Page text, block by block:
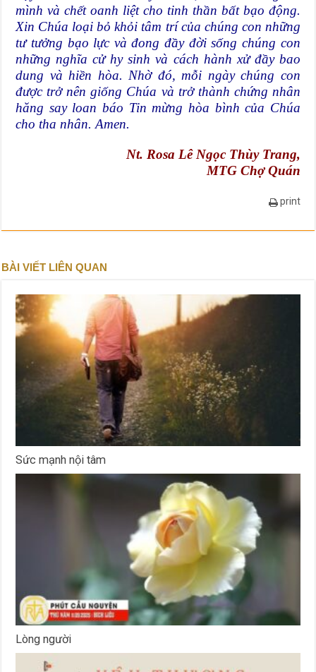
mình và chết oanh liệt cho tinh thần bất bạo động.
Xin Chúa loại bỏ khỏi tâm trí của chúng con những
tư tưởng bạo lực và đong đầy đời sống chúng con
những nghĩa cử hy sinh và cách hành xử đầy bao
dung và hiền hòa. Nhờ đó, mỗi ngày chúng con
được trở nên giống Chúa và trở thành chứng nhân
hăng say loan báo Tin mừng hòa bình của Chúa
cho tha nhân. Amen.
Nt. Rosa Lê Ngọc Thùy Trang,
MTG Chợ Quán
print
BÀI VIẾT LIÊN QUAN
Sức mạnh nội tâm
Lòng người